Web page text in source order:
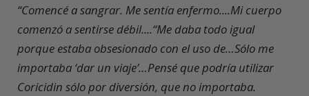
“Comencé a sangrar. Me sentía enfermo....Mi cuerpo
comenzó a sentirse débil....“Me daba todo igual
porque estaba obsesionado con el uso de…Sólo me
importaba ‘dar un viaje’…Pensé que podría utilizar
Coricidin sólo por diversión, que no importaba.